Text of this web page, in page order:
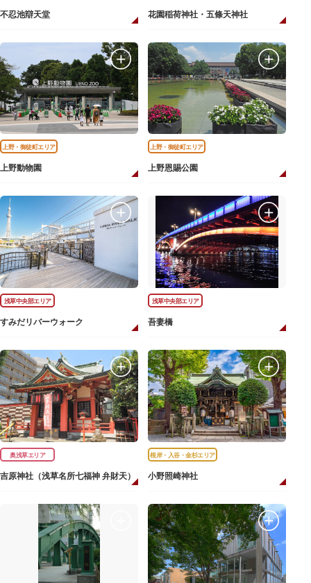
不忍池辯天堂 花園稲荷神社・五條天神社
上野・御徒町エリア
上野動物園
上野・御徒町エリア
上野恩賜公園
浅草中央部エリア
すみだリバーウォーク
浅草中央部エリア
吾妻橋
奥浅草エリア
吉原神社（浅草名所七福神 弁財天）
根岸・入谷・金杉エリア
小野照崎神社